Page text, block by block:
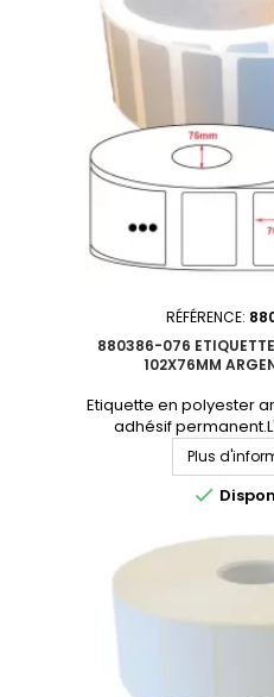
RÉFÉRENCE:
880386-076 ETIQUETTE
102X76MM
Etiquette en polyester
adhésif
performance par
102x76mmMatière :
permanentNbre
1890Perforation
NonDiamètre du
par carton : 4
stock. Consultez-
Plus
